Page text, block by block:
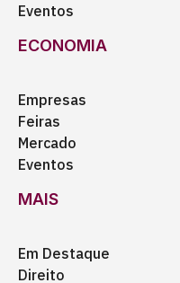
Eventos
ECONOMIA
Empresas
Feiras
Mercado
Eventos
MAIS
Em Destaque
Direito